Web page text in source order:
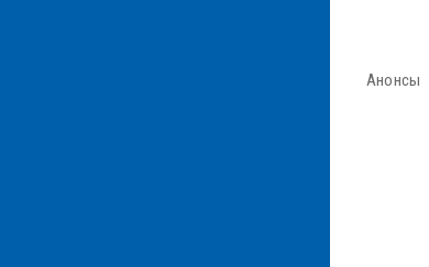
Анонсы